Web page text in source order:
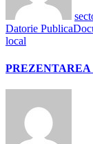
Datorie Publica
local